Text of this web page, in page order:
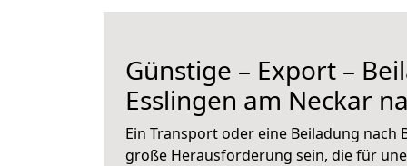
Günstige – Export –
Esslingen am Neckar
Ein Transport oder eine Beiladung nach
große Herausforderung sein, die für